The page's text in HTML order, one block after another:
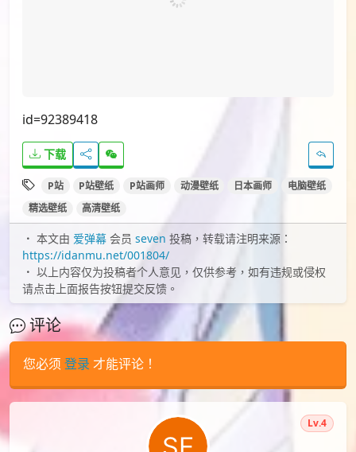
id=92389418
下载
P站 P站壁纸 P站画师 动漫壁纸 日本画师
电脑壁纸
精选壁纸
高清壁纸
本文由 爱弹幕 会员 seven 投稿，转载请注明来源：
https://idanmu.net/001804/
以上内容仅为投稿者个人意见，仅供参考，如有违规或侵权
请点击上面报告按钮提交反馈。
评论
您必须 登录 才能评论！
Lv.4